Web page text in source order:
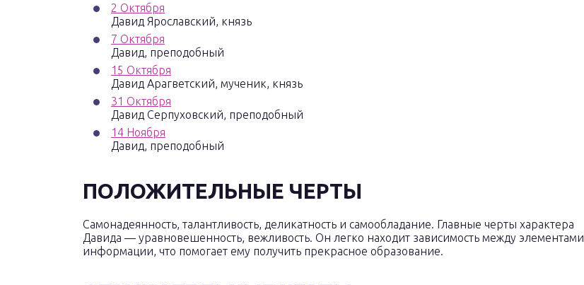
2 Октября
Давид Ярославский, князь
7 Октября
Давид, преподобный
15 Октября
Давид Арагветский, мученик, князь
31 Октября
Давид Серпуховский, преподобный
14 Ноября
Давид, преподобный
ПОЛОЖИТЕЛЬНЫЕ ЧЕРТЫ
Самонадеянность, талантливость, деликатность и самообладание. Главные черты характера
Давида — уравновешенность, вежливость. Он легко находит зависимость между элементами
информации, что помогает ему получить прекрасное образование.